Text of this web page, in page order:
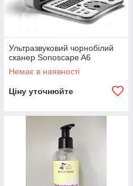
Ультразвуковий чорнобілий
сканер Sonoscape A6
Немає в наявності
Ціну уточнюйте